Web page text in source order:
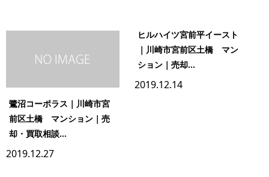
鷺沼コーポラス｜川崎市宮
前区土橋 マンション｜売
却・買取相談...
2019.12.27
ヒルハイツ宮前平イースト
｜川崎市宮前区土橋 マン
ション｜売却...
2019.12.14